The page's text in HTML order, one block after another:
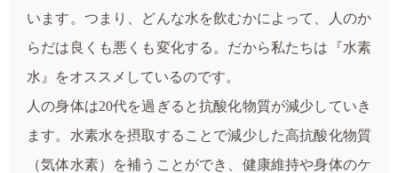
います。つまり、どんな水を飲むかによって、人のか
らだは良くも悪くも変化する。だから私たちは『水素
水』をオススメしているのです。
人の身体は20代を過ぎると抗酸化物質が減少していき
ます。水素水を摂取することで減少した高抗酸化物質
（気体水素）を補うことができ、健康維持や身体のケ